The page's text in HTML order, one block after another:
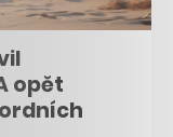
opět